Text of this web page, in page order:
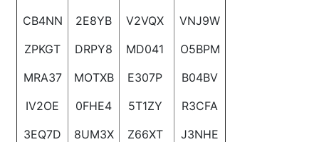
CB4NN
ZPKGT
MRA37
IV2OE
3EQ7D
2E8YB
DRPY8
MOTXB
0FHE4
8UM3X
V2VQX
MD041
E307P
5T1ZY
Z66XT
VNJ9W
O5BPM
B04BV
R3CFA
J3NHE